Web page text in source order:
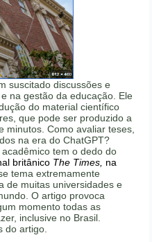
suscitado discussões e
na gestão da educação. Ele
do material científico
que pode ser produzido a
minutos. Como avaliar teses,
na era do ChatGPT?
tem o dedo do
britânico The Times, na
tema extremamente
de muitas universidades e
O artigo provoca
momento todas as
inclusive no Brasil.
do artigo.